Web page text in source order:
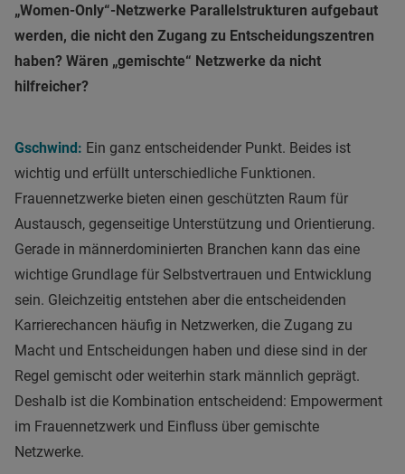
„Women-Only“-Netzwerke Parallelstrukturen aufgebaut
werden, die nicht den Zugang zu Entscheidungszentren
haben? Wären „gemischte“ Netzwerke da nicht
hilfreicher?
Gschwind: Ein ganz entscheidender Punkt. Beides ist
wichtig und erfüllt unterschiedliche Funktionen.
Frauennetzwerke bieten einen geschützten Raum für
Austausch, gegenseitige Unterstützung und Orientierung.
Gerade in männerdominierten Branchen kann das eine
wichtige Grundlage für Selbstvertrauen und Entwicklung
sein. Gleichzeitig entstehen aber die entscheidenden
Karrierechancen häufig in Netzwerken, die Zugang zu
Macht und Entscheidungen haben und diese sind in der
Regel gemischt oder weiterhin stark männlich geprägt.
Deshalb ist die Kombination entscheidend: Empowerment
im Frauennetzwerk und Einfluss über gemischte
Netzwerke.